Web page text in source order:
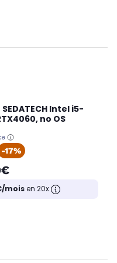
Intel i5-
no OS
-17%
moisen 20x